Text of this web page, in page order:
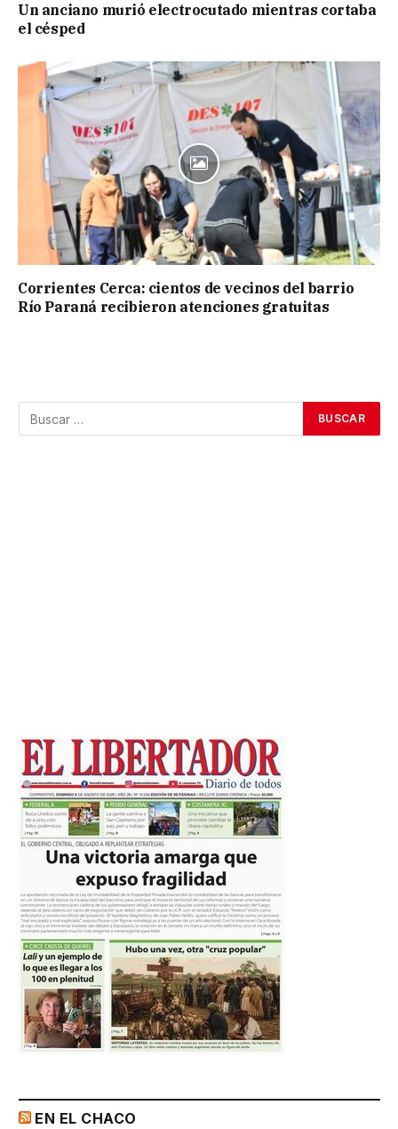
Un anciano murió electrocutado mientras cortaba
el césped
Corrientes Cerca: cientos de vecinos del barrio
Río Paraná recibieron atenciones gratuitas
EN EL CHACO